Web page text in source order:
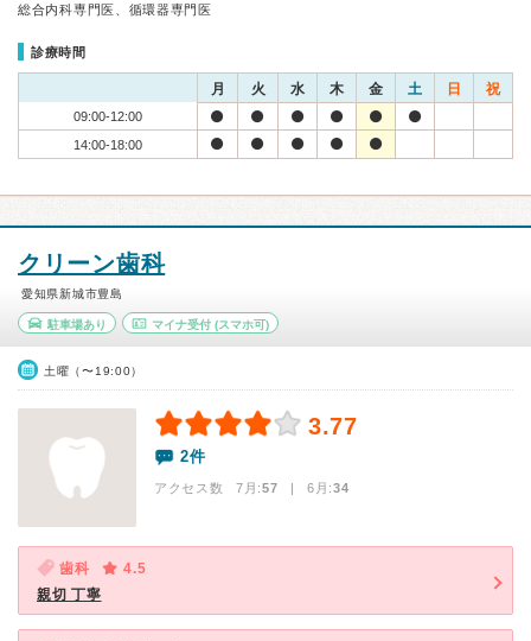
総合内科専門医、循環器専門医
診療時間
月 火 水 木 金 土 日 祝
09:00-12:00
14:00-18:00
クリーン歯科
愛知県新城市豊島
駐車場あり マイナ受付(スマホ可)
土曜（〜19:00）
3.77
2件
アクセス数 7月:57 | 6月:34
歯科
4.5
親切 丁寧